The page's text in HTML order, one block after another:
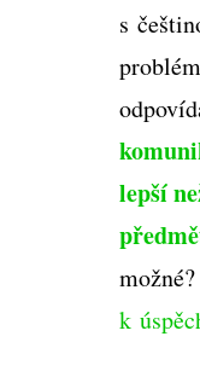
s
lepší
k